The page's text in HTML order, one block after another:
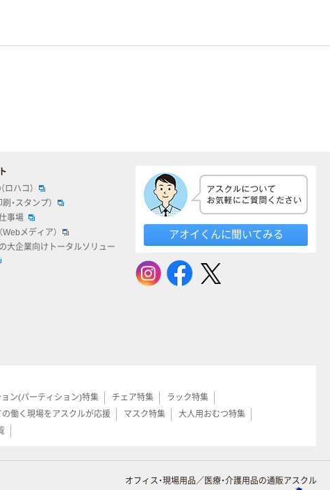
ロハコ）
・スタンプ）
事場
Webメディア）
大企業向けトータルソリュー
アオイくんに聞いてみる
ン(パーティション)特集 チェア特集
ラック特集
の働く現場をアスクルが応援 マスク特集
大人用おむつ特集
オフィス・現場用品／医療・介護用品の通販アスクル